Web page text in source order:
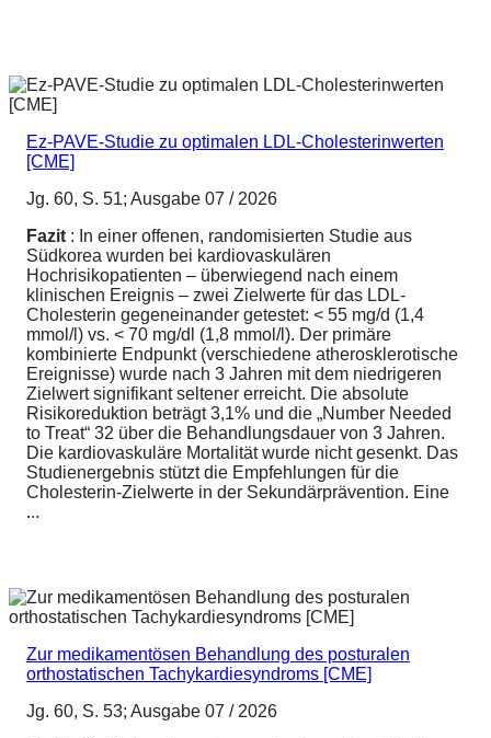
Ez-PAVE-Studie zu optimalen LDL-Cholesterinwerten
[CME]
Jg. 60, S. 51; Ausgabe 07 / 2026
Fazit : In einer offenen, randomisierten Studie aus
Südkorea wurden bei kardiovaskulären
Hochrisikopatienten – überwiegend nach einem
klinischen Ereignis – zwei Zielwerte für das LDL-
Cholesterin gegeneinander getestet: < 55 mg/d (1,4
mmol/l) vs. < 70 mg/dl (1,8 mmol/l). Der primäre
kombinierte Endpunkt (verschiedene atherosklerotische
Ereignisse) wurde nach 3 Jahren mit dem niedrigeren
Zielwert signifikant seltener erreicht. Die absolute
Risikoreduktion beträgt 3,1% und die „Number Needed
to Treat“ 32 über die Behandlungsdauer von 3 Jahren.
Die kardiovaskuläre Mortalität wurde nicht gesenkt. Das
Studienergebnis stützt die Empfehlungen für die
Cholesterin-Zielwerte in der Sekundärprävention. Eine
...
Zur medikamentösen Behandlung des posturalen
orthostatischen Tachykardiesyndroms [CME]
Jg. 60, S. 53; Ausgabe 07 / 2026